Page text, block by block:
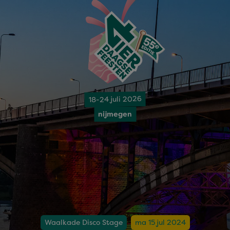
18-24 juli 2026
nijmegen
Waalkade Disco Stage ma 15 jul 2024